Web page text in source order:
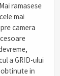
ramasese
mai
camera
a GRID-ului
in